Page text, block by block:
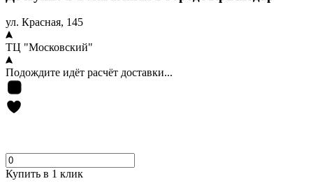
ул. Красная, 145
ТЦ "Московский"
Подождите идёт расчёт доставки...
Купить в 1 клик